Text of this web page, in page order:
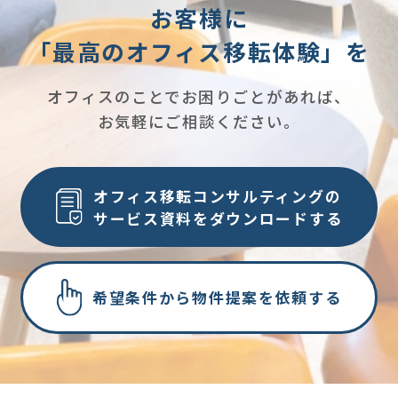
お客様に
「最高のオフィス移転体験」を
オフィスのことでお困りごとがあれば、
お気軽にご相談ください。
オフィス移転コンサルティングの
サービス資料をダウンロードする
希望条件から物件提案を依頼する